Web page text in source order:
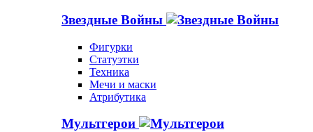
Звездные Войны
Фигурки
Статуэтки
Техника
Мечи и маски
Атрибутика
Мультгерои